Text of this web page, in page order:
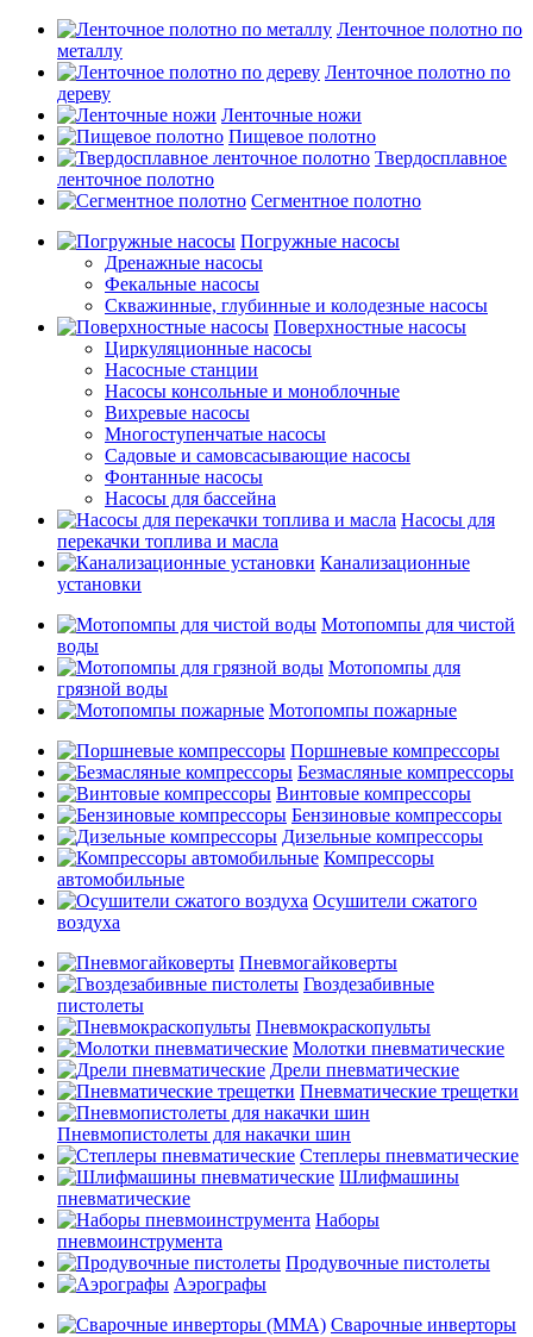
Ленточное полотно по
металлу
Ленточное полотно по
дереву
Ленточные ножи
Пищевое полотно
Твердосплавное
ленточное полотно
Сегментное полотно
Погружные насосы
Дренажные насосы
Фекальные насосы
Скважинные, глубинные и колодезные насосы
Поверхностные насосы
Циркуляционные насосы
Насосные станции
Насосы консольные и моноблочные
Вихревые насосы
Многоступенчатые насосы
Садовые и самовсасывающие насосы
Фонтанные насосы
Насосы для бассейна
Насосы для
перекачки топлива и масла
Канализационные
установки
Мотопомпы для чистой
воды
Мотопомпы для
грязной воды
Мотопомпы пожарные
Поршневые компрессоры
Безмасляные компрессоры
Винтовые компрессоры
Бензиновые компрессоры
Дизельные компрессоры
Компрессоры
автомобильные
Осушители сжатого
воздуха
Пневмогайковерты
Гвоздезабивные
пистолеты
Пневмокраскопульты
Молотки пневматические
Дрели пневматические
Пневматические трещетки
Пневмопистолеты для накачки шин
Степлеры пневматические
Шлифмашины
пневматические
Наборы
пневмоинструмента
Продувочные пистолеты
Аэрографы
Сварочные инверторы